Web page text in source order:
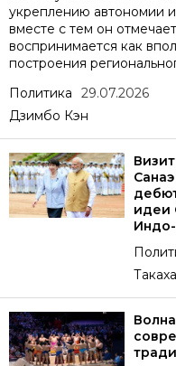
укреплению автономии
вместе с тем он
воспринимается как
построения
Политика
29.07.2026
Дзимбо Кэн
идеи